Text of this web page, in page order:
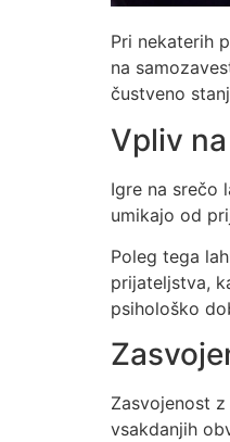
Pri nekaterih
na
čustveno
Vpliv
Igre na srečo
umikajo od
Poleg tega
prijateljstva,
psihološko
Zasvojenost
vsakdanjih